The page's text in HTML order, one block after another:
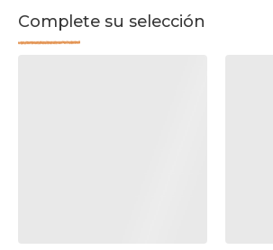
Complete su selección